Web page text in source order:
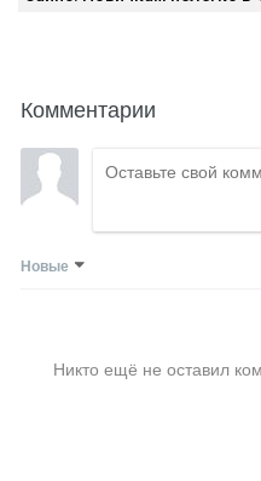
Комментарии
Новые
Никто ещё не оставил